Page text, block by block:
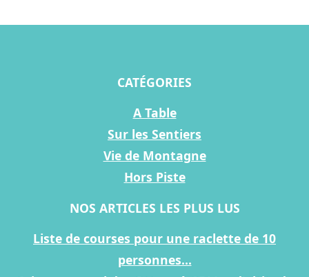
CATÉGORIES
A Table
Sur les Sentiers
Vie de Montagne
Hors Piste
NOS ARTICLES LES PLUS LUS
Liste de courses pour une raclette de 10
personnes...